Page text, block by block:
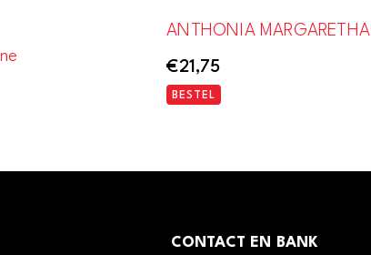
ANTHONIA MARGARETHA
€21,75
BESTEL
CONTACT EN BANK